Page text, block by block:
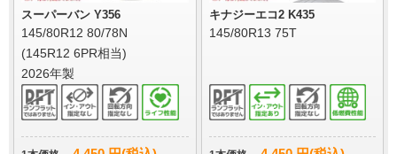
スーパーバン Y356
145/80R12 80/78N
(145R12 6PR相当)
2026年製
キナジーエコ2 K435
145/80R13 75T